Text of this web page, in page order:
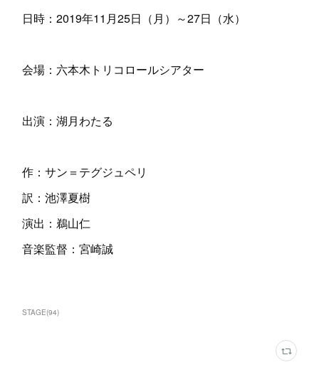
日時：2019年11月25日（月）～27日（水）
会場：六本木トリコロールシアター
出演：湖月わたる
作：サン＝テグジュペリ
訳：池澤夏樹
演出：鵜山仁
音楽監督：宮崎誠
STAGE(94)